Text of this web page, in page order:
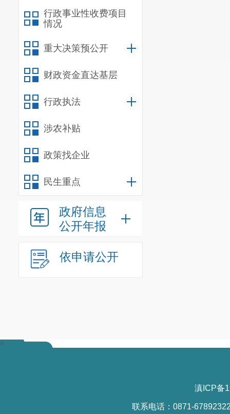
行政事业性收费项目
情况
重大决策预公开
财政资金直达基层
行政执法
涉农补贴
政策找企业
民生重点
政府信息
公开年报
依申请公开
>
滇ICP备
联系电话：0871-